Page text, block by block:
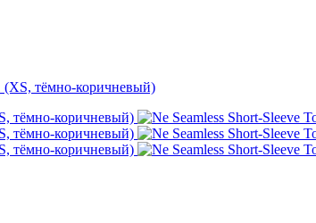
(XS, тёмно-коричневый)